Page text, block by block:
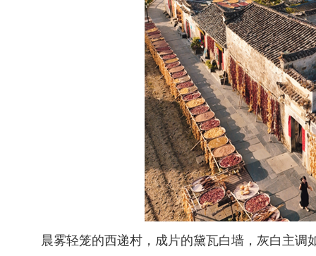
晨雾轻笼的西递村，成片的黛瓦白墙，灰白主调